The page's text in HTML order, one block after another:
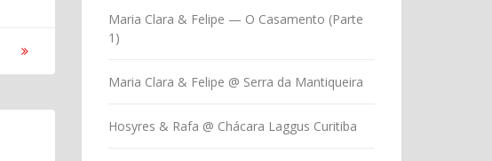
Maria Clara & Felipe — O Casamento (Parte
1)
Maria Clara & Felipe @ Serra da Mantiqueira
Hosyres & Rafa @ Chácara Laggus Curitiba